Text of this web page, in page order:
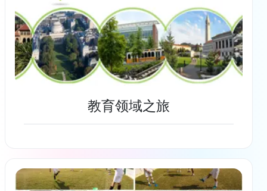
教育领域之旅
了解更多